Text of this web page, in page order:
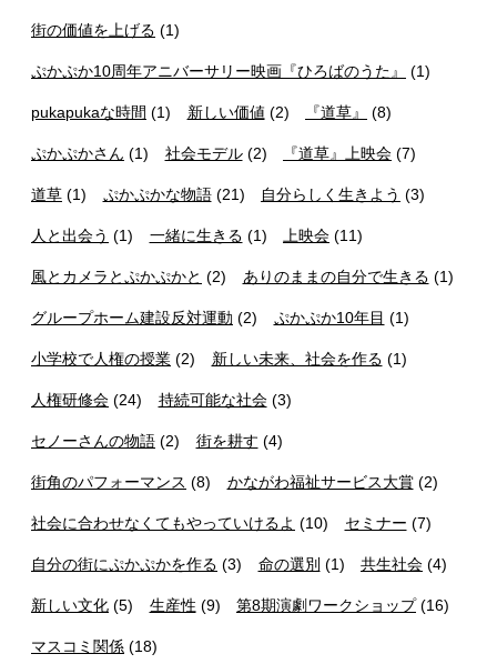
街の価値を上げる (1)
ぷかぷか10周年アニバーサリー映画『ひろばのうた』 (1)
pukapukaな時間 (1) 新しい価値 (2) 『道草』 (8)
ぷかぷかさん (1) 社会モデル(2) 『道草』上映会 (7)
道草 (1) ぷかぷかな物語(21) 自分らしく生きよう (3)
人と出会う (1) 一緒に生きる (1) 上映会 (11)
風とカメラとぷかぷかと (2) ありのままの自分で生きる (1)
グループホーム建設反対運動 (2) ぷかぷか10年目 (1)
小学校で人権の授業 (2) 新しい未来、社会を作る (1)
人権研修会 (24) 持続可能な社会(3)
セノーさんの物語 (2) 街を耕す (4)
街角のパフォーマンス (8) かながわ福祉サービス大賞(2)
社会に合わせなくてもやっていけるよ (10) セミナー (7)
自分の街にぷかぷかを作る (3) 命の選別 (1) 共生社会 (4)
新しい文化 (5) 生産性 (9) 第8期演劇ワークショップ(16)
マスコミ関係 (18)